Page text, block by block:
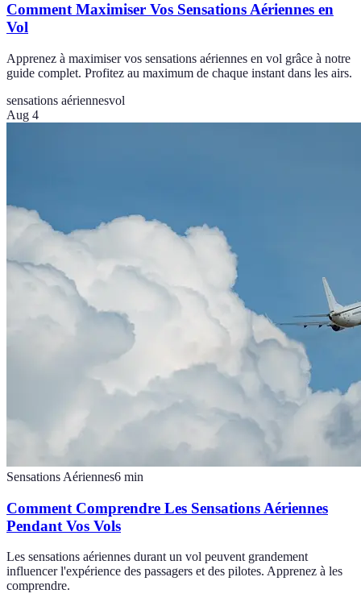
Comment Maximiser Vos Sensations Aériennes en
Vol
Apprenez à maximiser vos sensations aériennes en vol grâce à notre
guide complet. Profitez au maximum de chaque instant dans les airs.
sensations aériennesvol
Aug 4
Sensations Aériennes6 min
Comment Comprendre Les Sensations Aériennes
Pendant Vos Vols
Les sensations aériennes durant un vol peuvent grandement
influencer l'expérience des passagers et des pilotes. Apprenez à les
comprendre.